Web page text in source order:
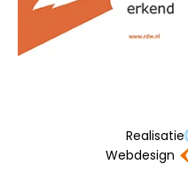
Realisatie
Webdesign